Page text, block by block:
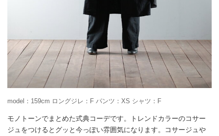
model：159cm ロングジレ：F パンツ：XS シャツ：F
モノトーンでまとめた式典コーデです。トレンドカラーのコサー
ジュをつけるとグッと今っぽい雰囲気になります。コサージュや